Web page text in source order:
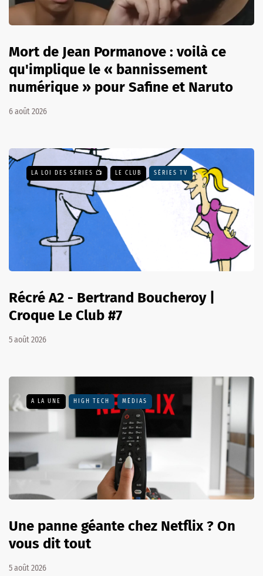
Mort de Jean Pormanove : voilà ce
qu'implique le « bannissement
numérique » pour Safine et Naruto
6 août 2026
LA LOI DES SÉRIES 📺 LE CLUB SÉRIES TV
Récré A2 - Bertrand Boucheroy |
Croque Le Club #7
5 août 2026
A LA UNE HIGH TECH MÉDIAS
Une panne géante chez Netflix ? On
vous dit tout
5 août 2026